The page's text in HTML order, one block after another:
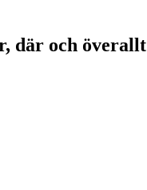
där och överallt